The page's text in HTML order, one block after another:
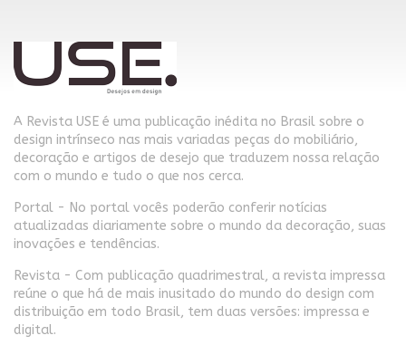
A Revista USE é uma publicação inédita no Brasil sobre o
design intrínseco nas mais variadas peças do mobiliário,
decoração e artigos de desejo que traduzem nossa relação
com o mundo e tudo o que nos cerca.
Portal - No portal vocês poderão conferir notícias
atualizadas diariamente sobre o mundo da decoração, suas
inovações e tendências.
Revista - Com publicação quadrimestral, a revista impressa
reúne o que há de mais inusitado do mundo do design com
distribuição em todo Brasil, tem duas versões: impressa e
digital.